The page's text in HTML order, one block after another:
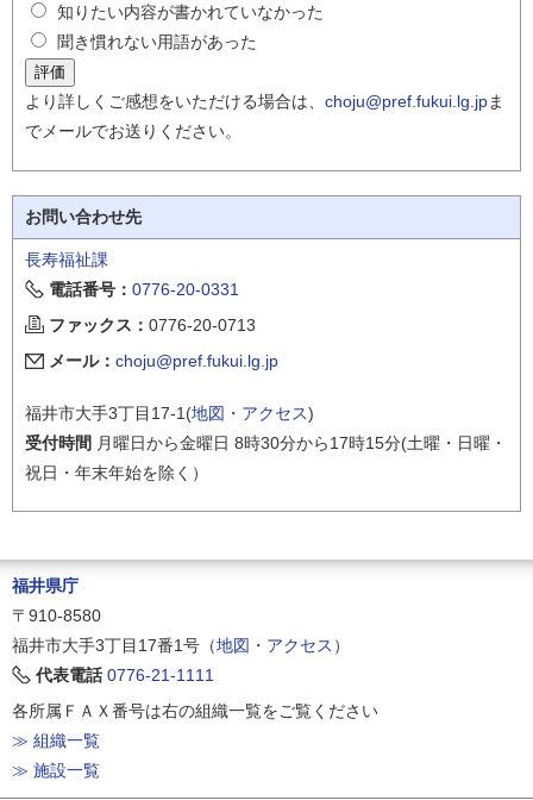
知りたい内容が書かれていなかった
聞き慣れない用語があった
より詳しくご感想をいただける場合は、 choju@pref.fukui.lg.jpま
でメールでお送りください。
お問い合わせ先
長寿福祉課
電話番号： 0776-20-0331
ファックス： 0776-20-0713
メール： choju@pref.fukui.lg.jp
福井市大手3丁目17-1(地図・アクセス)
受付時間 月曜日から金曜日 8時30分から17時15分(土曜・日曜・
祝日・年末年始を除く）
福井県庁
〒910-8580
福井市大手3丁目17番1号（地図・アクセス ）
代表電話 0776-21-1111
各所属ＦＡＸ番号は右の組織一覧をご覧ください
≫ 組織一覧
≫ 施設一覧